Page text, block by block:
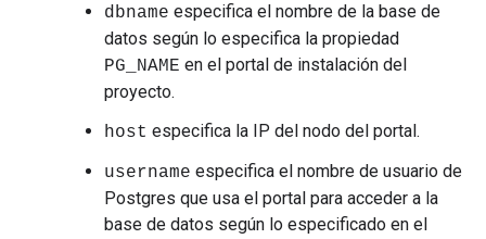
dbname especifica el nombre de la base de
datos según lo especifica la propiedad
PG_NAME en el portal de instalación del
proyecto.
host especifica la IP del nodo del portal.
username especifica el nombre de usuario de
Postgres que usa el portal para acceder a la
base de datos según lo especificado en el